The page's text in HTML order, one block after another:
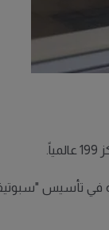
تبلغ 11.4 مليار دولار، ما وضعه في المركز 213